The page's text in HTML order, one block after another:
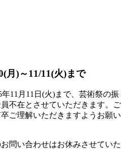
月)～11/11(火)まで
年11月11日(火)まで、芸術祭の振
不在とさせていただきます。ご
ご理解いただきますようお願い
問い合わせはお休みさせていた